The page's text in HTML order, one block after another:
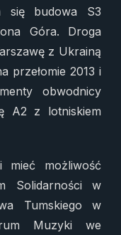
się budowa S3
Góra. Droga
z Ukrainą
przełomie 2013 i
obwodnicy
A2 z lotniskiem
mieć możliwość
Solidarności w
Tumskiego w
Muzyki we